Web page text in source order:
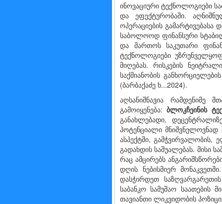
ინოვაციური ტექნოლოგიები
და ეფექტურობაში.
ოპერაციების გამარტივებასა
საბოლოოდ ფინანსური
და მართოს საკუთარი
ტექნოლოგიები
მიღებას. რისკების
საქმიანობის
(ბარბაქაძე ხ...2024).
აღსანიშნავია რამდენიმე
გამოიყენება:ბლოკჩეინის
განახლებადი,
პოტენციალი მნიშვნელოვნად
ასპექტში, გამჭვირვალობის,
გადახდის საშუალებას. მისი
რაც ამცირებს
დღის ნებისმიერ
დასჭირდეთ
საბანკო სამუშაო
თავიანთი ლიკვიდობის